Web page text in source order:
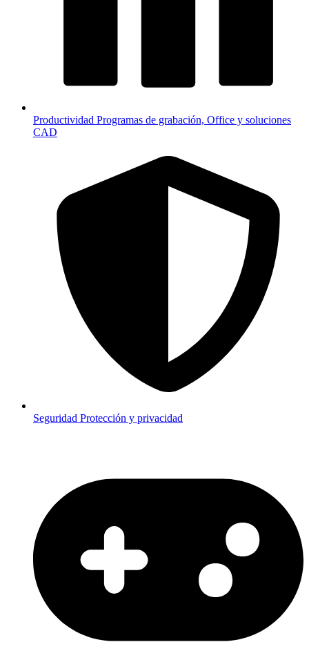
Productividad Programas de grabación, Office y soluciones
CAD
Seguridad Protección y privacidad